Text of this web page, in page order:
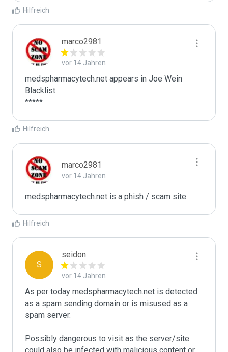
Hilfreich
marco2981
vor 14 Jahren
medspharmacytech.net appears in Joe Wein
Blacklist
*****
Hilfreich
marco2981
vor 14 Jahren
medspharmacytech.net is a phish / scam site
Hilfreich
S
seidon
vor 14 Jahren
As per today medspharmacytech.net is detected
as a spam sending domain or is misused as a
spam server.
Possibly dangerous to visit as the server/site